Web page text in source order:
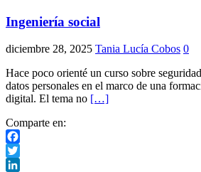
Ingeniería social
diciembre 28, 2025 Tania Lucía Cobos 0
Hace poco orienté un curso sobre
datos personales en el marco de una
digital. El tema no […]
Comparte en:
Facebook
Twitter